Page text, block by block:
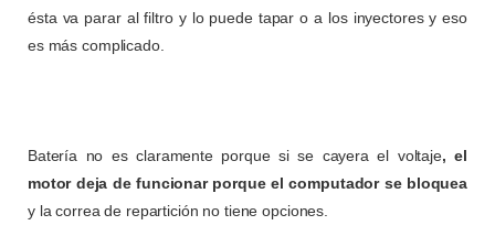
ésta va parar al filtro y lo puede tapar o a los inyectores y eso
es más complicado.
Batería no es claramente porque si se cayera el voltaje, el
motor deja de funcionar porque el computador se bloquea
y la correa de repartición no tiene opciones.